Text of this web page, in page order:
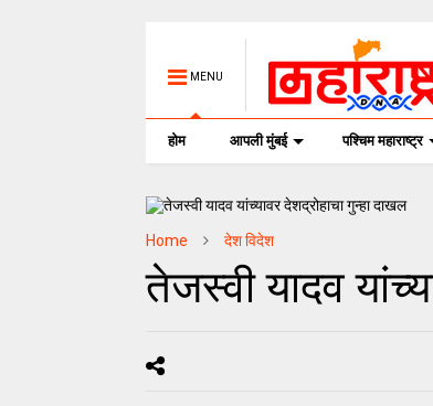
MENU
होम आपली मुंबई पश्चिम महाराष्ट्र
Home देश विदेश
तेजस्वी यादव